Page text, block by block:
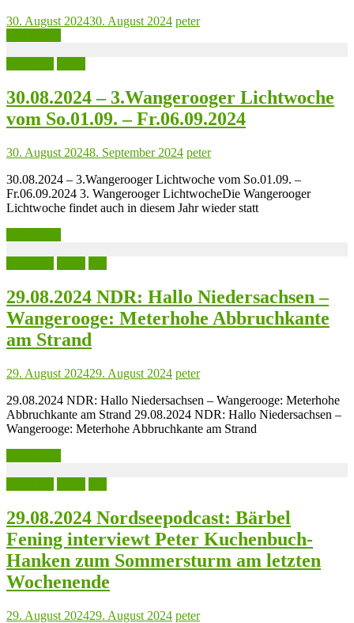
30. August 202430. August 2024 peter
30.08.2024 – 3.Wangerooger Lichtwoche
vom So.01.09. – Fr.06.09.2024
30. August 20248. September 2024 peter
30.08.2024 – 3.Wangerooger Lichtwoche vom So.01.09. –
Fr.06.09.2024 3. Wangerooger LichtwocheDie Wangerooger
Lichtwoche findet auch in diesem Jahr wieder statt
29.08.2024 NDR: Hallo Niedersachsen –
Wangerooge: Meterhohe Abbruchkante
am Strand
29. August 202429. August 2024 peter
29.08.2024 NDR: Hallo Niedersachsen – Wangerooge: Meterhohe
Abbruchkante am Strand 29.08.2024 NDR: Hallo Niedersachsen –
Wangerooge: Meterhohe Abbruchkante am Strand
29.08.2024 Nordseepodcast: Bärbel
Fening interviewt Peter Kuchenbuch-
Hanken zum Sommersturm am letzten
Wochenende
29. August 202429. August 2024 peter